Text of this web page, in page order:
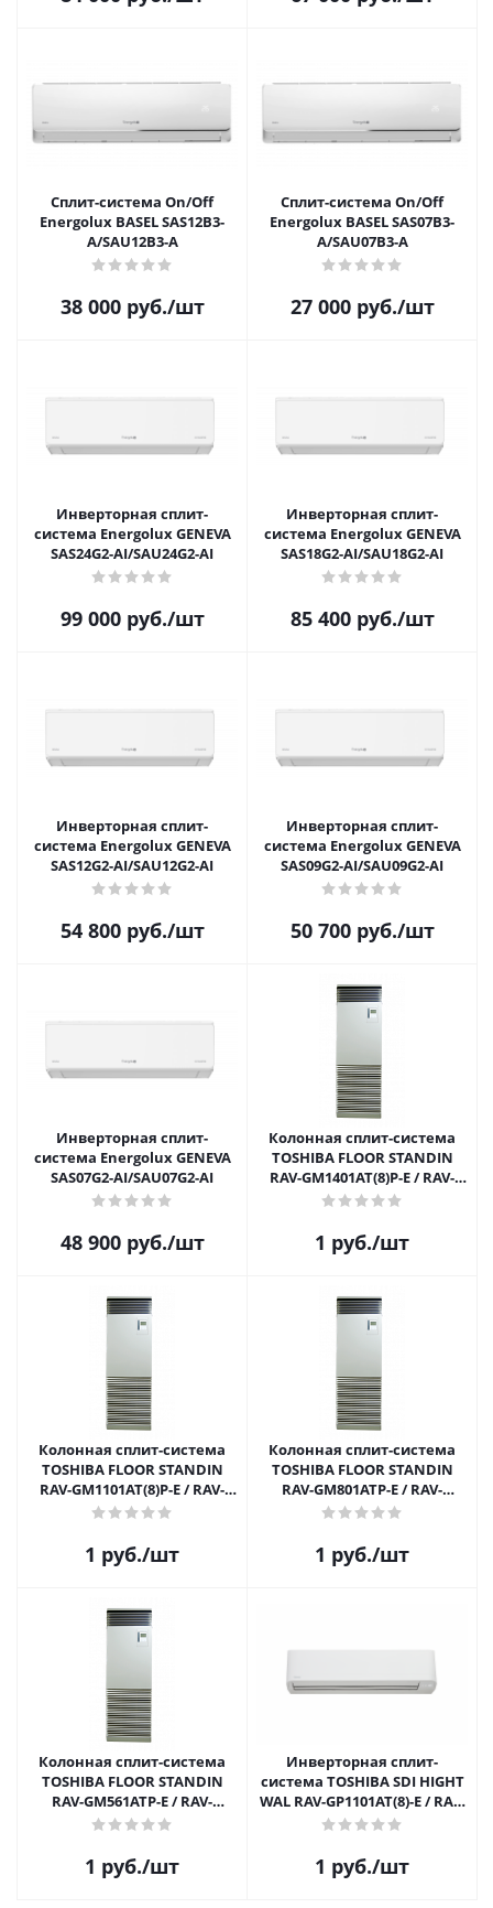
Сплит-система On/Off
Energolux BASEL SAS12B3-
A/SAU12B3-A
38 000руб./шт
Сплит-система On/Off
Energolux BASEL SAS07B3-
A/SAU07B3-A
27 000руб./шт
Инверторная сплит-
система Energolux GENEVA
SAS24G2-AI/SAU24G2-AI
99 000руб./шт
Инверторная сплит-
система Energolux GENEVA
SAS18G2-AI/SAU18G2-AI
85 400руб./шт
Инверторная сплит-
система Energolux GENEVA
SAS12G2-AI/SAU12G2-AI
54 800руб./шт
Инверторная сплит-
система Energolux GENEVA
SAS09G2-AI/SAU09G2-AI
50 700руб./шт
Инверторная сплит-
система Energolux GENEVA
SAS07G2-AI/SAU07G2-AI
48 900руб./шт
Колонная сплит-система
TOSHIBA FLOOR STANDIN
RAV-GM1401AT(8)P-E / RAV-
RM1401FT-EN
1 руб./шт
Колонная сплит-система
TOSHIBA FLOOR STANDIN
RAV-GM1101AT(8)P-E / RAV-
RM1101FT-EN
1 руб./шт
Колонная сплит-система
TOSHIBA FLOOR STANDIN
RAV-GM801ATP-E / RAV-
RM801FT-EN
1 руб./шт
Колонная сплит-система
TOSHIBA FLOOR STANDIN
RAV-GM561ATP-E / RAV-
RM561FT-EN
1 руб./шт
Инверторная сплит-
система TOSHIBA SDI HIGHT
WAL RAV-GP1101AT(8)-E / RAV-
GM1101KRTP-E
1 руб./шт